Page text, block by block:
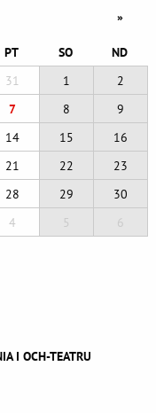
»
PT SO
ND
31 1
2
7 8
9
14 15
16
21 22
23
28 29
30
4 5 6
I OCH-TEATRU